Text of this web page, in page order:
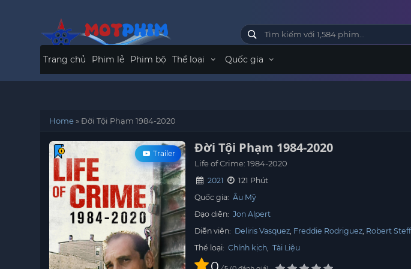
Trang chủ Phim lẻ Phim bộ Thể loại Quốc gia
Home»Đời Tội Phạm 1984-2020
Trailer Đời Tội Phạm 1984-2020
Life of Crime: 1984-2020
2021
121 Phút
Quốc gia: Âu Mỹ
Đạo diễn: Jon Alpert
Diễn viên: Deliris Vasquez Freddie Rodriguez Robert
Thể loại: Chính kịch, Tài Liệu